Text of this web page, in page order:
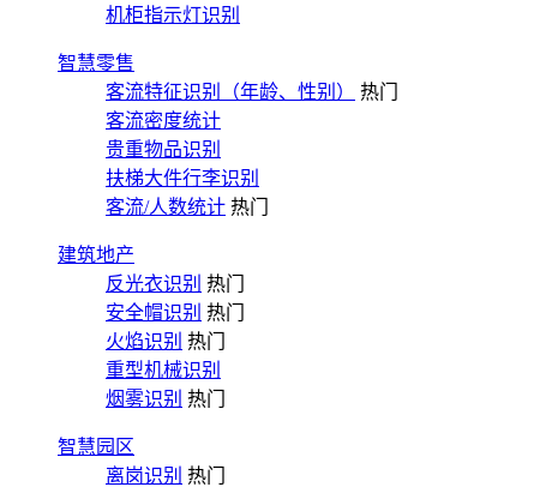
机柜指示灯识别
智慧零售
客流特征识别（年龄、性别）
热门
客流密度统计
贵重物品识别
扶梯大件行李识别
客流/人数统计 热门
建筑地产
反光衣识别 热门
安全帽识别 热门
火焰识别 热门
重型机械识别
烟雾识别 热门
智慧园区
离岗识别 热门